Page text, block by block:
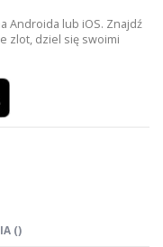
Androida lub iOS. Znajdź
zlot, dziel się swoimi
()